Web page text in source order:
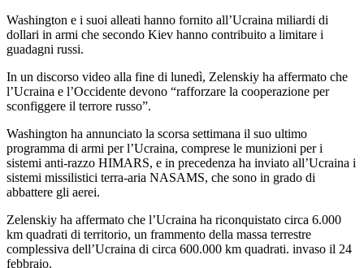
Washington e i suoi alleati hanno fornito all’Ucraina miliardi di
dollari in armi che secondo Kiev hanno contribuito a limitare i
guadagni russi.
In un discorso video alla fine di lunedì, Zelenskiy ha affermato che
l’Ucraina e l’Occidente devono “rafforzare la cooperazione per
sconfiggere il terrore russo”.
Washington ha annunciato la scorsa settimana il suo ultimo
programma di armi per l’Ucraina, comprese le munizioni per i
sistemi anti-razzo HIMARS, e in precedenza ha inviato all’Ucraina i
sistemi missilistici terra-aria NASAMS, che sono in grado di
abbattere gli aerei.
Zelenskiy ha affermato che l’Ucraina ha riconquistato circa 6.000
km quadrati di territorio, un frammento della massa terrestre
complessiva dell’Ucraina di circa 600.000 km quadrati. invaso il 24
febbraio.